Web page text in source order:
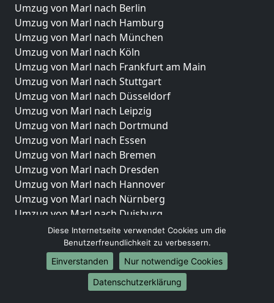
Umzug von Marl nach Berlin
Umzug von Marl nach Hamburg
Umzug von Marl nach München
Umzug von Marl nach Köln
Umzug von Marl nach Frankfurt am Main
Umzug von Marl nach Stuttgart
Umzug von Marl nach Düsseldorf
Umzug von Marl nach Leipzig
Umzug von Marl nach Dortmund
Umzug von Marl nach Essen
Umzug von Marl nach Bremen
Umzug von Marl nach Dresden
Umzug von Marl nach Hannover
Umzug von Marl nach Nürnberg
Umzug von Marl nach Duisburg
Umzug von Marl nach Bochum
Umzug von Marl nach Wuppertal
Umzug von Marl nach Bielefeld
Umzug von Marl nach Bonn
Umzug von Marl nach Münster
Diese Internetseite verwendet Cookies um die
Benutzerfreundlichkeit zu verbessern.
Einverstanden
Nur notwendige Cookies
Datenschutzerklärung